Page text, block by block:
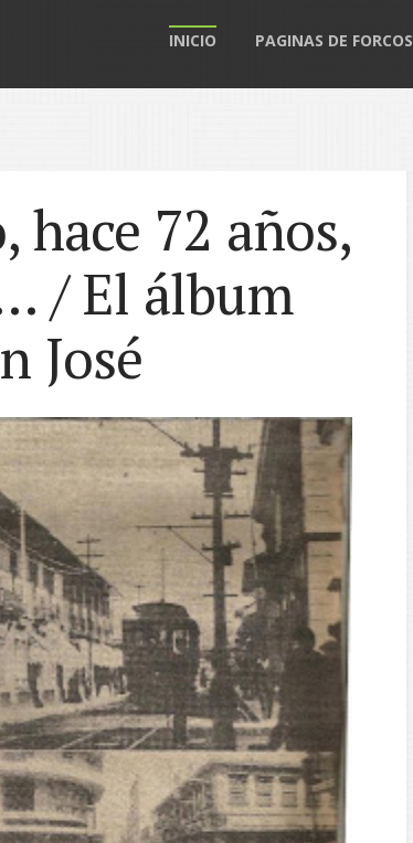
INICIO PAGINAS DE FORCOS
hace 72 años,
/ El álbum
José